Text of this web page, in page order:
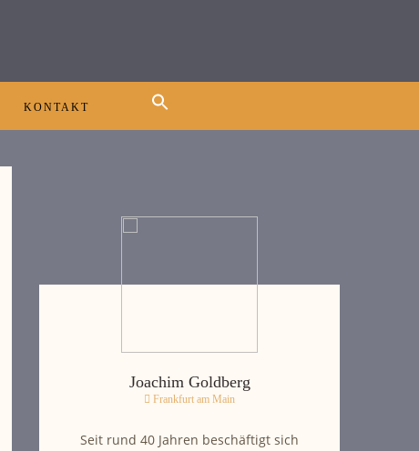
KONTAKT
Joachim Goldberg
Frankfurt am Main
Seit rund 40 Jahren beschäftigt sich